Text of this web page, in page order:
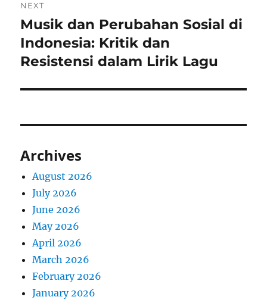
NEXT
Next
post:
Musik dan Perubahan Sosial di
Indonesia: Kritik dan
Resistensi dalam Lirik Lagu
Archives
August 2026
July 2026
June 2026
May 2026
April 2026
March 2026
February 2026
January 2026